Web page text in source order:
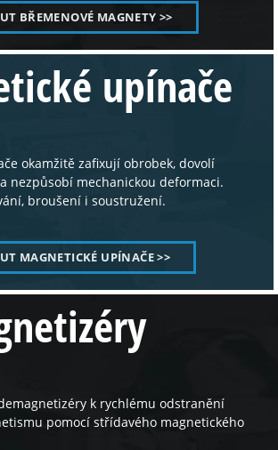
BŘEMENOVÉ MAGNETY >>
upínače
okamžitě zafixují obrobek, dovolí
nezpůsobí mechanickou deformaci.
broušení i soustružení.
MAGNETICKÉ UPÍNAČE >>
k rychlému odstranění
pomocí střídavého magnetického